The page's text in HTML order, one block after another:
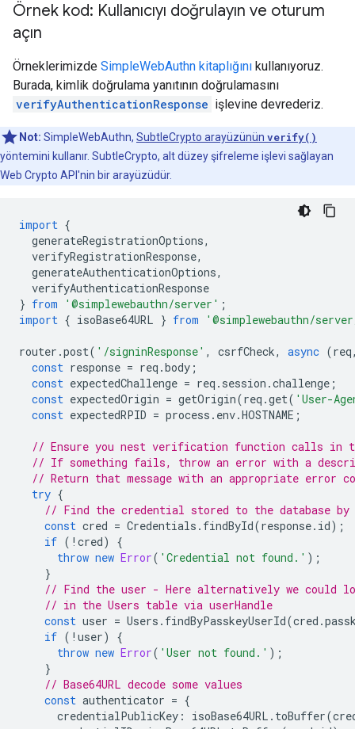
Örnek kod: Kullanıcıyı doğrulayın ve oturum
açın
Örneklerimizde SimpleWebAuthn kitaplığını kullanıyoruz.
Burada, kimlik doğrulama yanıtının doğrulamasını
verifyAuthenticationResponse işlevine devrederiz.
Not: SimpleWebAuthn, SubtleCrypto arayüzünün verify()
yöntemini kullanır. SubtleCrypto, alt düzey şifreleme işlevi sağlayan
Web Crypto API'nin bir arayüzüdür.
import {
generateRegistrationOptions,
verifyRegistrationResponse,
generateAuthenticationOptions,
verifyAuthenticationResponse
} from '@simplewebauthn/server' ;
import { isoBase64URL } from '@simplewebauthn/
router .post( '/signinResponse' , csrfCheck, async (req
const response = req .body ;
const expectedChallenge = req . session .challenge ;
const expectedOrigin = getOrigin(req .get( 'User-
const expectedRPID = process . env.HOSTNAME ;
// Ensure you nest verification function calls in
// If something fails, throw an error with a
// Return that message with an appropriate error
try {
// Find the credential stored to the database
const cred = Credentials . findById(response. id);
if ( ! cred)
{
throw new Error( 'Credential not found.' );
}
// Find the user - Here alternatively we could
// in the Users table via userHandle
const user = Users . findByPasskeyUserId(cred .
if ( ! user)
{
throw new Error( 'User not found.' );
}
// Base64URL decode some values
const authenticator = {
credentialPublicKey : isoBase64URL . toBuffer(